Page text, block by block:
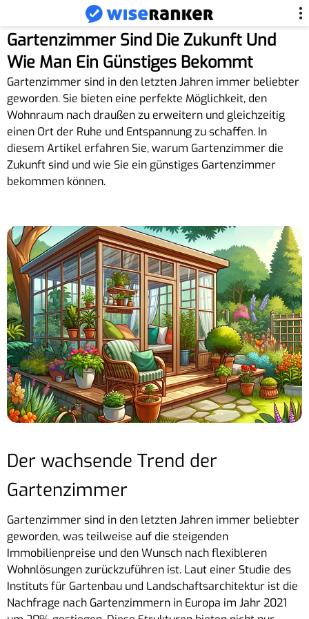
Gartenzimmer Sind Die Zukunft Und
Wie Man Ein Günstiges Bekommt
Gartenzimmer sind in den letzten Jahren immer beliebter
geworden. Sie bieten eine perfekte Möglichkeit, den
Wohnraum nach draußen zu erweitern und gleichzeitig
einen Ort der Ruhe und Entspannung zu schaffen. In
diesem Artikel erfahren Sie, warum Gartenzimmer die
Zukunft sind und wie Sie ein günstiges Gartenzimmer
bekommen können.
Der wachsende Trend der
Gartenzimmer
Gartenzimmer sind in den letzten Jahren immer beliebter
geworden, was teilweise auf die steigenden
Immobilienpreise und den Wunsch nach flexibleren
Wohnlösungen zurückzuführen ist. Laut einer Studie des
Instituts für Gartenbau und Landschaftsarchitektur ist die
Nachfrage nach Gartenzimmern in Europa im Jahr 2021